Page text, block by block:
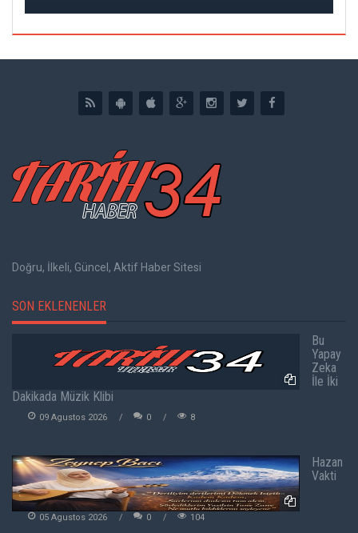
Doğru, İlkeli, Güncel, Aktif Haber Sitesi
SON EKLENENLER
Bu
Yapay
Zeka
İle İki
Dakikada Müzik Klibi
09 Agustos 2026 0 8
Hazan
Vakti
05 Agustos 2026 0 104